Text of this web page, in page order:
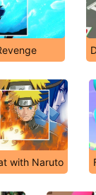
with Naruto